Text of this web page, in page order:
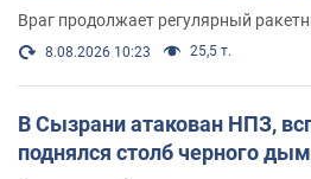
Враг продолжает регулярный
8.08.2026 10:23 25,5 т.
В Сызрани атакован НПЗ,
поднялся столб черного